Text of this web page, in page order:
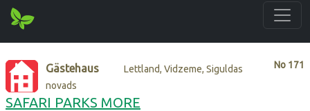
No 171
Gästehaus
Lettland, Vidzeme, Siguldas
novads
SAFARI PARKS MORE